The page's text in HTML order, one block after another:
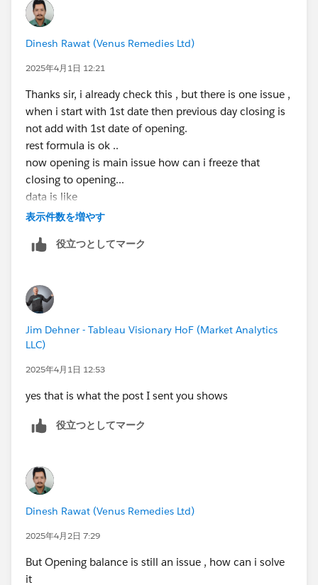
Dinesh Rawat (Venus Remedies Ltd)
2025年4月1日 12:21
Thanks sir, i already check this , but there is one issue ,
when i start with 1st date then previous day closing is
not add with 1st date of opening.
rest formula is ok ..
now opening is main issue how can i freeze that
closing to opening...
data is like
31 date A B C
2nd date A B C
...
表示件数を増やす
役立つとしてマーク
Jim Dehner - Tableau Visionary HoF (Market Analytics
LLC)
2025年4月1日 12:53
yes that is what the post I sent you shows
役立つとしてマーク
Dinesh Rawat (Venus Remedies Ltd)
2025年4月2日 7:29
But Opening balance is still an issue , how can i solve
it